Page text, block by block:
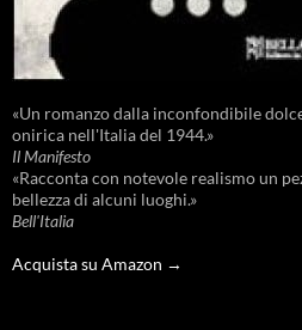
«Un romanzo dalla inconfondibile
onirica nell'Italia del 1944.»
Il Manifesto
«Racconta con notevole realismo un
bellezza di alcuni luoghi.»
Bell'Italia
Acquista su Amazon →